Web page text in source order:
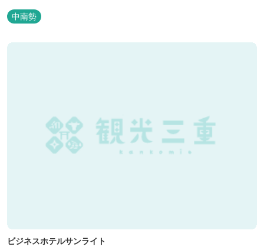
中南勢
ビジネスホテルサンライト